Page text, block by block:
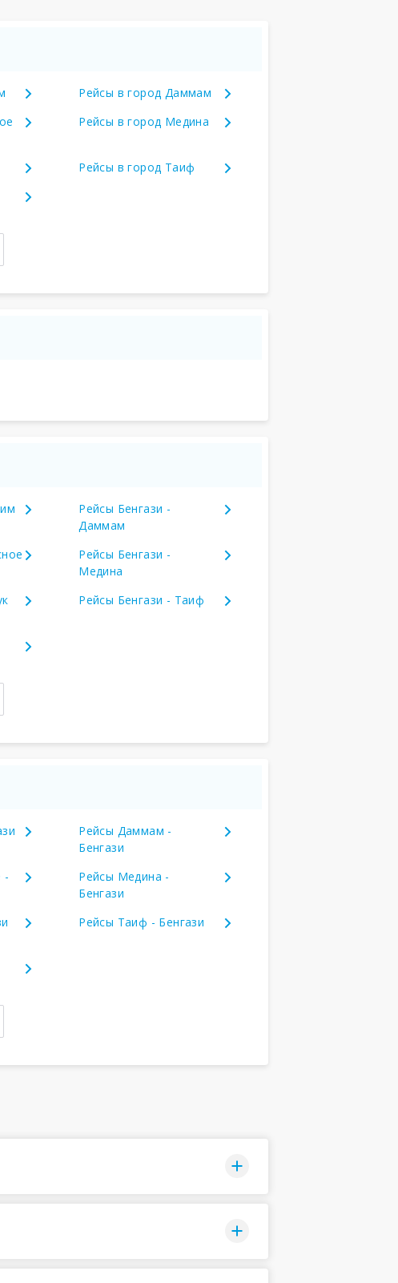
Рейсы в город Даммам
Рейсы в город Медина
Рейсы в город Таиф
Рейсы Бенгази -
Даммам
Рейсы Бенгази -
Медина
Рейсы Бенгази - Таиф
Рейсы Даммам -
Бенгази
-
Рейсы Медина -
Бенгази
Рейсы Таиф - Бенгази